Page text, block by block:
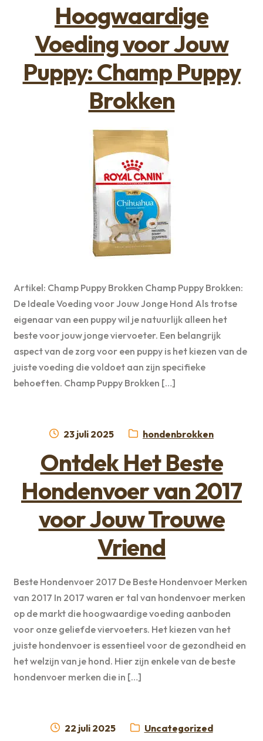
Hoogwaardige
Voeding voor Jouw
Puppy: Champ Puppy
Brokken
Artikel: Champ Puppy Brokken Champ Puppy Brokken:
De Ideale Voeding voor Jouw Jonge Hond Als trotse
eigenaar van een puppy wil je natuurlijk alleen het
beste voor jouw jonge viervoeter. Een belangrijk
aspect van de zorg voor een puppy is het kiezen van de
juiste voeding die voldoet aan zijn specifieke
behoeften. Champ Puppy Brokken […]
Geplaatst
23 juli 2025 Categorie:
hondenbrokken
Ontdek Het Beste
Hondenvoer van 2017
voor Jouw Trouwe
Vriend
Beste Hondenvoer 2017 De Beste Hondenvoer Merken
van 2017 In 2017 waren er tal van hondenvoer merken
op de markt die hoogwaardige voeding aanboden
voor onze geliefde viervoeters. Het kiezen van het
juiste hondenvoer is essentieel voor de gezondheid en
het welzijn van je hond. Hier zijn enkele van de beste
hondenvoer merken die in […]
Geplaatst
22 juli 2025 Categorie:
Uncategorized